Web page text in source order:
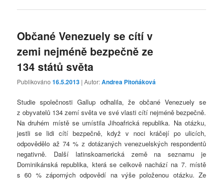
Občané Venezuely se cítí v
zemi nejméně bezpečně ze
134 států světa
Publikováno16.5.2013 | Autor:Andrea Pitoňáková
Studie společnosti Gallup odhalila, že občané Venezuely se
z obyvatelů 134 zemí světa ve své vlasti cítí nejméně bezpečně.
Na druhém místě se umístila Jihoafrická republika. Na otázku,
jestli se lidi cítí bezpečně, když v noci kráčejí po ulicích,
odpovědělo až 74 % z dotázaných venezuelských respondentů
negativně. Další latinskoamerická země na seznamu je
Dominikánská republika, která se celkově nachází na 7. místě
s 60 % záporných odpovědí na výše položenou otázku. Ze